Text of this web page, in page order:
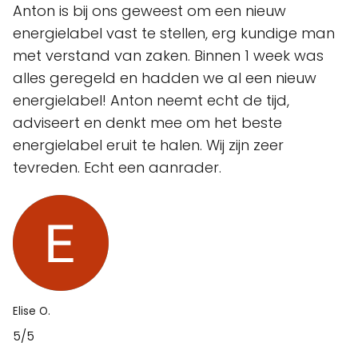
Anton is bij ons geweest om een nieuw
energielabel vast te stellen, erg kundige man
met verstand van zaken. Binnen 1 week was
alles geregeld en hadden we al een nieuw
energielabel! Anton neemt echt de tijd,
adviseert en denkt mee om het beste
energielabel eruit te halen. Wij zijn zeer
tevreden. Echt een aanrader.
Elise O.
5/5